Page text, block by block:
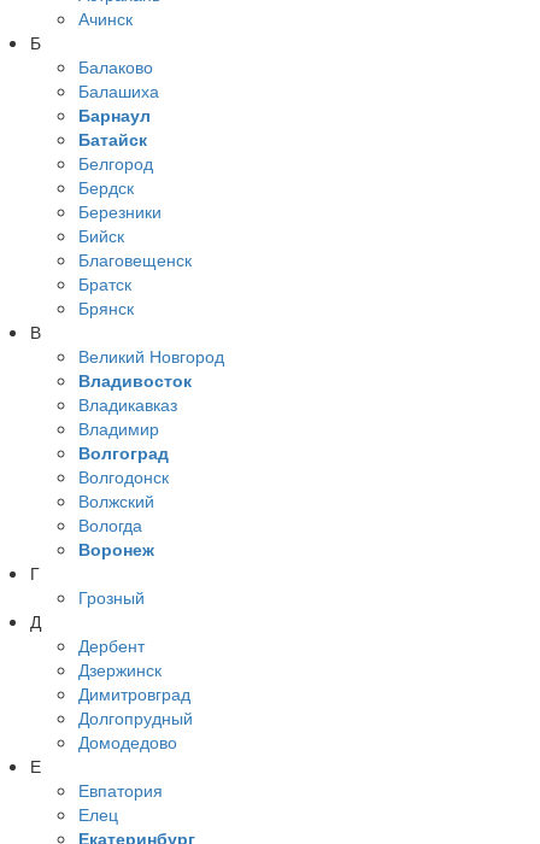
Ачинск
Б
Балаково
Балашиха
Барнаул
Батайск
Белгород
Бердск
Березники
Бийск
Благовещенск
Братск
Брянск
В
Великий Новгород
Владивосток
Владикавказ
Владимир
Волгоград
Волгодонск
Волжский
Вологда
Воронеж
Г
Грозный
Д
Дербент
Дзержинск
Димитровград
Долгопрудный
Домодедово
Е
Евпатория
Елец
Екатеринбург